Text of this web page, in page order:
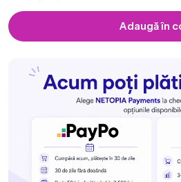
de
Cactus
Drink
Adaugă în